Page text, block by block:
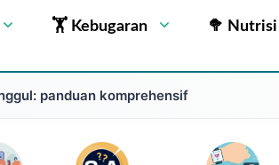
🏋 Kebugaran 🥦 Nutrisi
panduan komprehensif